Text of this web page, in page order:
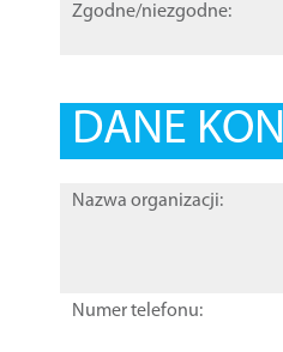
Zgodne/niezgodne:
DANE
Nazwa organizacji:
Numer telefonu: